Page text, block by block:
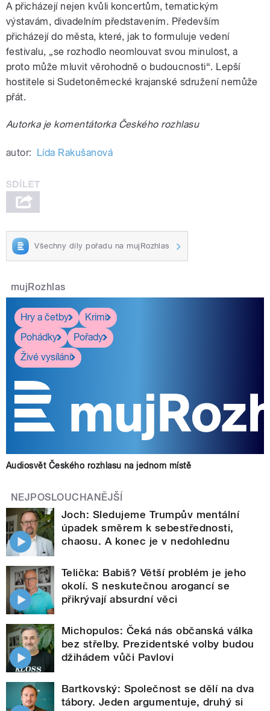
A přicházejí nejen kvůli koncertům, tematickým
výstavám, divadelním představením. Především
přicházejí do města, které, jak to formuluje vedení
festivalu, „se rozhodlo neomlouvat svou minulost, a
proto může mluvit věrohodně o budoucnosti“. Lepší
hostitele si Sudetoněmecké krajanské sdružení nemůže
přát.
Autorka je komentátorka Českého rozhlasu
autor: Lída Rakušanová
Všechny díly pořadu na mujRozhlas
mujRozhlas
Hry a četby
Krimi
Pohádky
Pořady
Živé vysílání
Audiosvět Českého rozhlasu na jednom místě
NEJPOSLOUCHANĚJŠÍ
Joch: Sledujeme Trumpův mentální
úpadek směrem k sebestřednosti,
chaosu. A konec je v nedohlednu
Telička: Babiš? Větší problém je jeho
okolí. S neskutečnou arogancí se
přikrývají absurdní věci
Michopulos: Čeká nás občanská válka
bez střelby. Prezidentské volby budou
džihádem vůči Pavlovi
Bartkovský: Společnost se dělí na dva
tábory. Jeden argumentuje, druhý si